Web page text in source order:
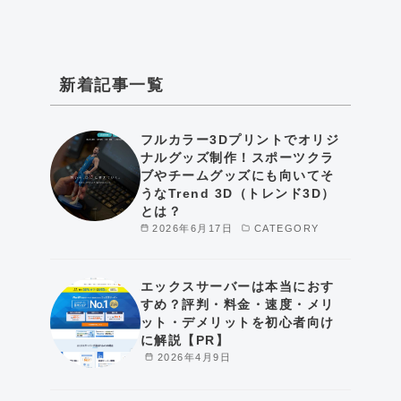
新着記事一覧
2026年6月17日 CATEGORY
フルカラー3Dプリントでオリジ
ナルグッズ制作！スポーツクラ
ブやチームグッズにも向いてそ
うなTrend 3D（トレンド3D）
とは？
2026年4月9日
エックスサーバーは本当におす
すめ？評判・料金・速度・メリ
ット・デメリットを初心者向け
に解説【PR】